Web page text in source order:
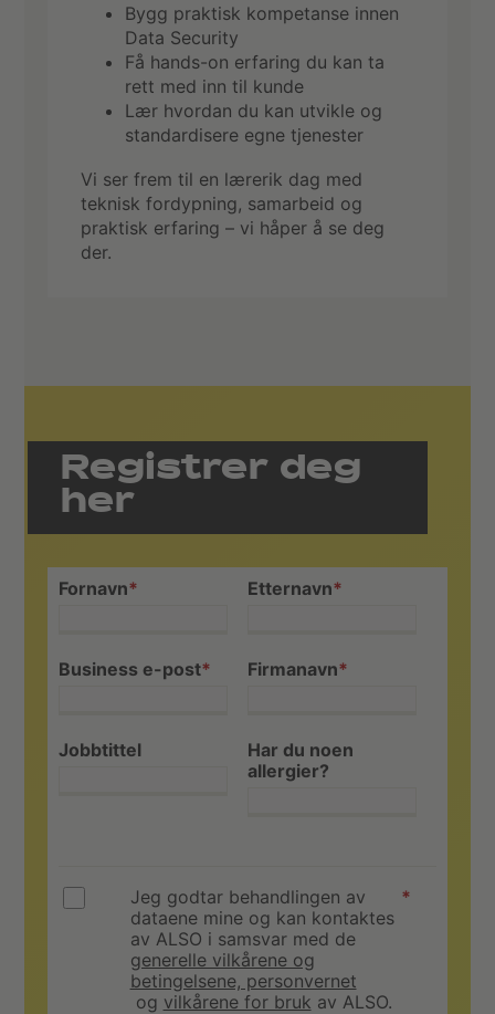
Bygg praktisk kompetanse innen
Data Security
Få hands-on erfaring du kan ta
rett med inn til kunde
Lær hvordan du kan utvikle og
standardisere egne tjenester
Vi ser frem til en lærerik dag med
teknisk fordypning, samarbeid og
praktisk erfaring – vi håper å se deg
der.
Registrer deg
her
*
Fornavn *
Etternavn
*
Business e-post *
Firmanavn
Jobbtittel
Har du noen
allergier?
*
Jeg godtar behandlingen av
dataene mine og kan kontaktes
av ALSO i samsvar med de
generelle vilkårene og
betingelsene, personvernet
og vilkårene for bruk av ALSO.